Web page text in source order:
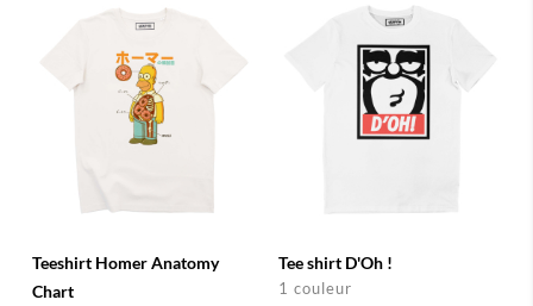
Teeshirt Homer Anatomy
Chart
Tee shirt D'Oh !
1 couleur